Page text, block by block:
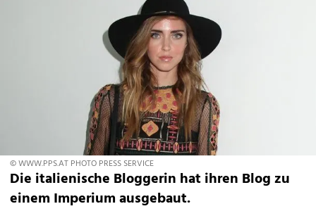
© WWW.PPS.AT PHOTO PRESS SERVICE
Die italienische Bloggerin hat ihren Blog zu
einem Imperium ausgebaut.